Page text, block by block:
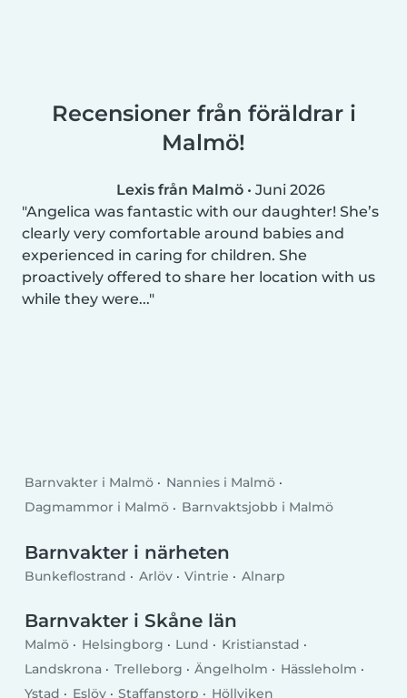
Recensioner från föräldrar i
Malmö!
Lexis från Malmö • Juni 2026
Angelica was fantastic with our daughter! She’s
clearly very comfortable around babies and
experienced in caring for children. She
proactively offered to share her location with us
while they were...
Barnvakter i Malmö
Nannies i Malmö
Dagmammor i Malmö
Barnvaktsjobb i Malmö
Barnvakter i närheten
Bunkeflostrand Arlöv Vintrie Alnarp
Barnvakter i Skåne län
Malmö Helsingborg Lund
Kristianstad
Landskrona
Trelleborg Ängelholm
Hässleholm
Ystad
Eslöv Staffanstorp Höllviken